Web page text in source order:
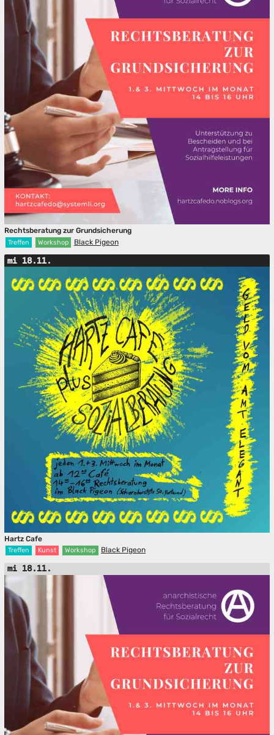
Rechtsberatung zur Grundsicherung
Treffen Workshop Black Pigeon
mi 18.11.
Hartz Cafe
Treffen Kunst Workshop Black Pigeon
mi 18.11.